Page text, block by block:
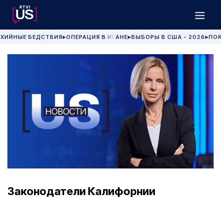
БЕДСТВИЯ▶ОПЕРАЦИЯ В ИРАНЕ▶ВЫБОРЫ В США - 2026 ▶
Законодатели Калифорнии